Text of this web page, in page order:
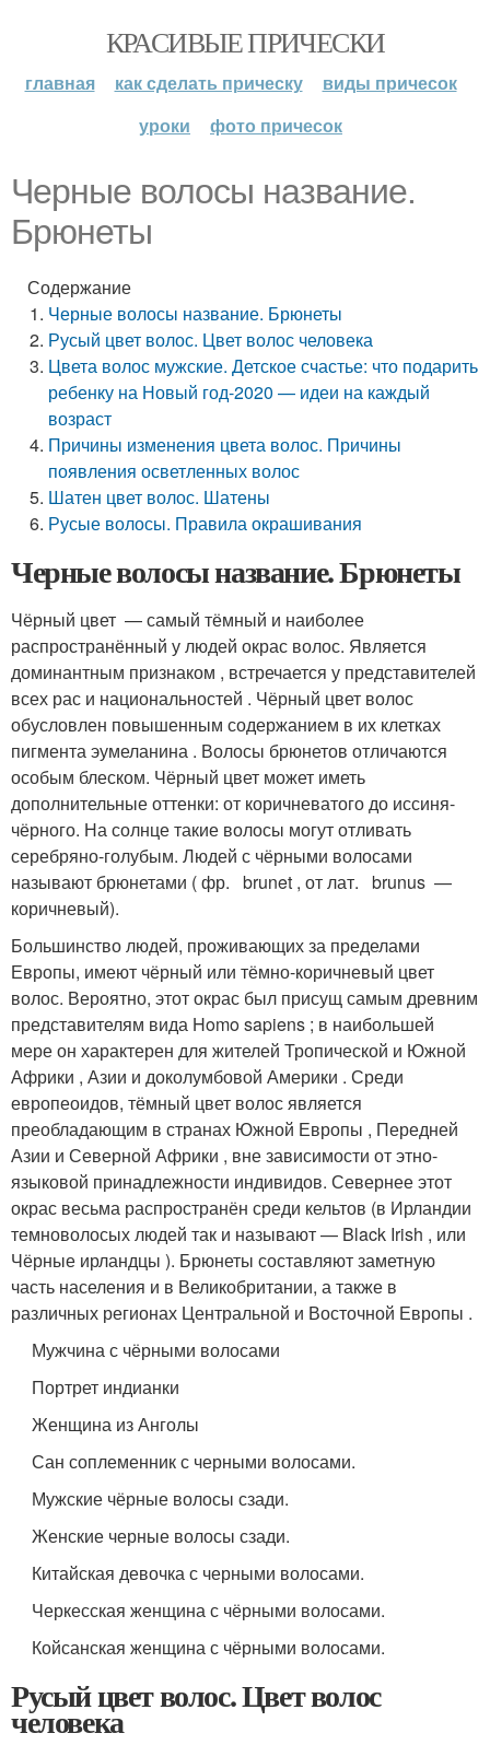
КРАСИВЫЕ ПРИЧЕСКИ
главная как сделать прическу
виды причесок
уроки
фото причесок
Черные волосы название.
Брюнеты
Содержание
Черные волосы название. Брюнеты
Русый цвет волос. Цвет волос человека
Цвета волос мужские. Детское счастье: что подарить
ребенку на Новый год-2020 — идеи на каждый
возраст
Причины изменения цвета волос. Причины
появления осветленных волос
Шатен цвет волос. Шатены
Русые волосы. Правила окрашивания
Черные волосы название. Брюнеты
Чёрный цвет — самый тёмный и наиболее
распространённый у людей окрас волос. Является
доминантным признаком , встречается у представителей
всех рас и национальностей . Чёрный цвет волос
обусловлен повышенным содержанием в их клетках
пигмента эумеланина . Волосы брюнетов отличаются
особым блеском. Чёрный цвет может иметь
дополнительные оттенки: от коричневатого до иссиня-
чёрного. На солнце такие волосы могут отливать
серебряно-голубым. Людей с чёрными волосами
называют брюнетами ( фр. brunet , от лат. brunus —
коричневый).
Большинство людей, проживающих за пределами
Европы, имеют чёрный или тёмно-коричневый цвет
волос. Вероятно, этот окрас был присущ самым древним
представителям вида Homo sapiens ; в наибольшей
мере он характерен для жителей Тропической и Южной
Африки , Азии и доколумбовой Америки . Среди
европеоидов, тёмный цвет волос является
преобладающим в странах Южной Европы , Передней
Азии и Северной Африки , вне зависимости от этно-
языковой принадлежности индивидов. Севернее этот
окрас весьма распространён среди кельтов (в Ирландии
темноволосых людей так и называют — Black Irish , или
Чёрные ирландцы ). Брюнеты составляют заметную
часть населения и в Великобритании, а также в
различных регионах Центральной и Восточной Европы .
Мужчина с чёрными волосами
Портрет индианки
Женщина из Анголы
Сан соплеменник с черными волосами.
Мужские чёрные волосы сзади.
Женские черные волосы сзади.
Китайская девочка с черными волосами.
Черкесская женщина с чёрными волосами.
Койсанская женщина с чёрными волосами.
Русый цвет волос. Цвет волос
человека